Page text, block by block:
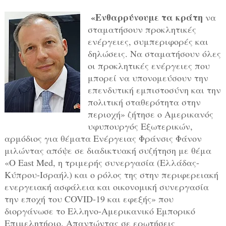
«Ενθαρρύνουμε τα κράτη να
σταματήσουν προκλητικές
ενέργειες, συμπεριφορές και
δηλώσεις. Να σταματήσουν όλες
οι προκλητικές ενέργειες που
μπορεί να υπονομεύσουν την
επενδυτική εμπιστοσύνη και την
πολιτική σταθερότητα στην
περιοχή» ζήτησε ο Αμερικανός
υφυπουργός Εξωτερικών,
αρμόδιος για θέματα Ενέργειας Φράνσις Φάνον
μιλώντας απόψε σε διαδικτυακή συζήτηση με θέμα
«O East Med, η τριμερής συνεργασία (Ελλάδας-
Κύπρου-Ισραήλ) και ο ρόλος της στην περιφερειακή
ενεργειακή ασφάλεια και οικονομική συνεργασία
την εποχή του COVID-19 και εφεξής» που
διοργάνωσε το Ελληνο-Αμερικανικό Εμπορικό
Επιμελητήριο. Απαντώντας σε ερωτήσεις